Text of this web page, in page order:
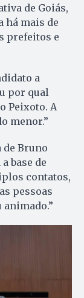
de Goiás,
há mais de
prefeitos e
a
por qual
Peixoto. A
menor.”
Bruno
base de
contatos,
pessoas
animado.”